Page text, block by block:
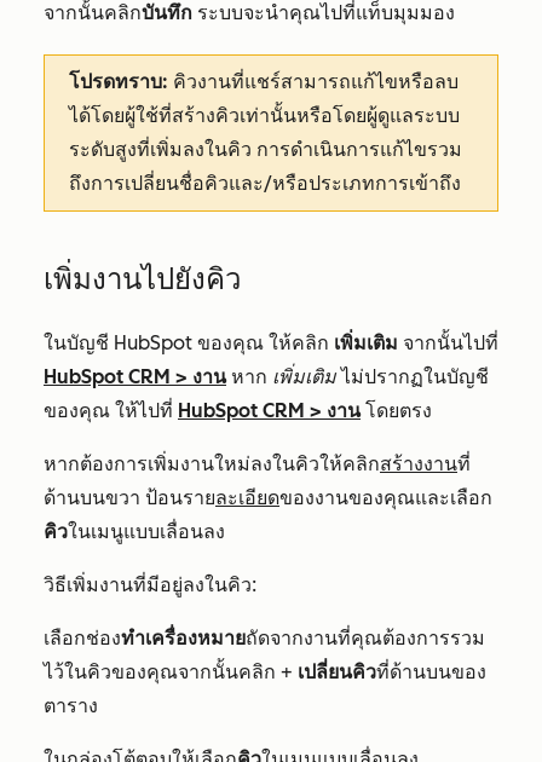
จากนั้นคลิกบันทึก ระบบจะนำคุณไปที่แท็บมุมมอง
โปรดทราบ: คิวงานที่แชร์สามารถแก้ไขหรือลบ
ได้โดยผู้ใช้ที่สร้างคิวเท่านั้นหรือโดยผู้ดูแลระบบ
ระดับสูงที่เพิ่มลงในคิว การดำเนินการแก้ไขรวม
ถึงการเปลี่ยนชื่อคิวและ/หรือประเภทการเข้าถึง
เพิ่มงานไปยังคิว
ในบัญชี HubSpot ของคุณ ให้คลิก เพิ่มเติม จากนั้นไปที่
HubSpot CRM > งานหาก เพิ่มเติมไม่ปรากฏในบัญชี
ของคุณ ให้ไปที่ HubSpot CRM > งานโดยตรง
หากต้องการเพิ่มงานใหม่ลงในคิวให้คลิกสร้างงานที่
ด้านบนขวา ป้อนรายละเอียดของงานของคุณและเลือก
คิวในเมนูแบบเลื่อนลง
วิธีเพิ่มงานที่มีอยู่ลงในคิว:
เลือกช่องทำเครื่องหมายถัดจากงานที่คุณต้องการรวม
ไว้ในคิวของคุณจากนั้นคลิก + เปลี่ยนคิวที่ด้านบนของ
ตาราง